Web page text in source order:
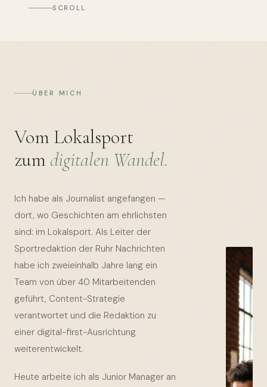
SCROLL
ÜBER MICH
Vom Lokalsport
zum digitalen Wandel.
Ich habe als Journalist angefangen —
dort, wo Geschichten am ehrlichsten
sind: im Lokalsport. Als Leiter der
Sportredaktion der Ruhr Nachrichten
habe ich zweieinhalb Jahre lang ein
Team von über 40 Mitarbeitenden
geführt, Content-Strategie
verantwortet und die Redaktion zu
einer digital-first-Ausrichtung
weiterentwickelt.
Heute arbeite ich als Junior Manager an